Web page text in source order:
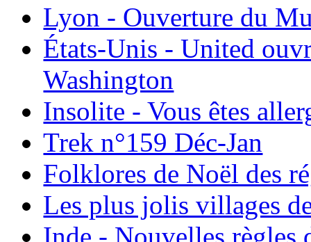
Lyon - Ouverture du
États-Unis - United
Washington
Insolite - Vous êtes
Trek n°159 Déc-Jan
Folklores de Noël des
Les plus jolis villages
Inde - Nouvelles règles